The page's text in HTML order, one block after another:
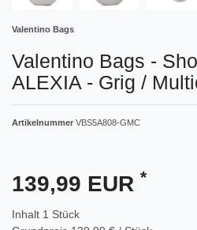
Valentino Bags
Valentino Bags -
ALEXIA - Grig /
Artikelnummer VBS5A808-GMC
139,99 EUR *
Inhalt 1 Stück